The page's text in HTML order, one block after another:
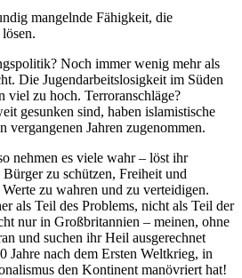
mangelnde Fähigkeit, die
Noch immer wenig mehr als
Die Jugendarbeitslosigkeit im Süden
viel zu hoch. Terroranschläge?
gesunken sind, haben islamistische
vergangenen Jahren zugenommen.
nehmen es viele wahr – löst ihr
zu schützen, Freiheit und
zu wahren und zu verteidigen.
als Teil des Problems, nicht als Teil der
nur in Großbritannien – meinen, ohne
und suchen ihr Heil ausgerechnet
Jahre nach dem Ersten Weltkrieg, in
den Kontinent manövriert hat!